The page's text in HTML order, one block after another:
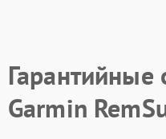
Гарантийные
Garmin